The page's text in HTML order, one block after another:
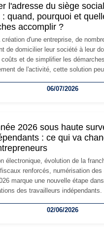
l'adresse du siège
: quand, pourquoi et
accomplir ?
création d'une entreprise, de
de domicilier leur société à leur
coûts et de simplifier les
de l'activité, cette solution
recrutement, image de
06/07/2026
2026 sous haute
: ce qui va
électronique, évolution de la
renforcés, numérisation des
marque une nouvelle étape
des travailleurs
devront s'adapter à un
02/06/2026